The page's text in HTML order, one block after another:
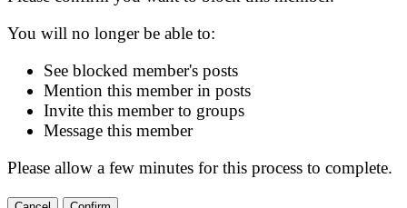
You will no longer be able to:
See blocked member's posts
Mention this member in posts
Invite this member to groups
Message this member
Please allow a few minutes for this process to complete.